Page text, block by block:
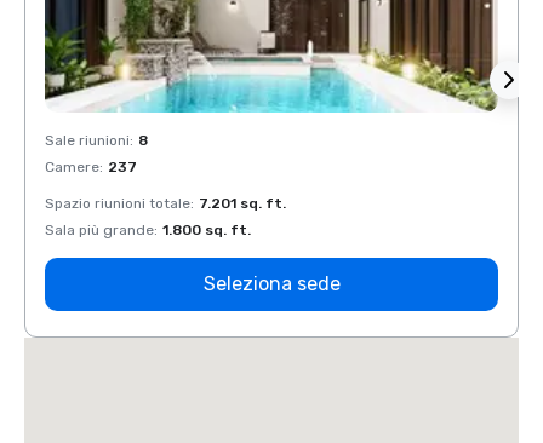
Sale riunioni: 8
Camere: 237
Spazio riunioni totale: 7.201 sq. ft.
Sala più grande: 1.800 sq. ft.
Seleziona sede